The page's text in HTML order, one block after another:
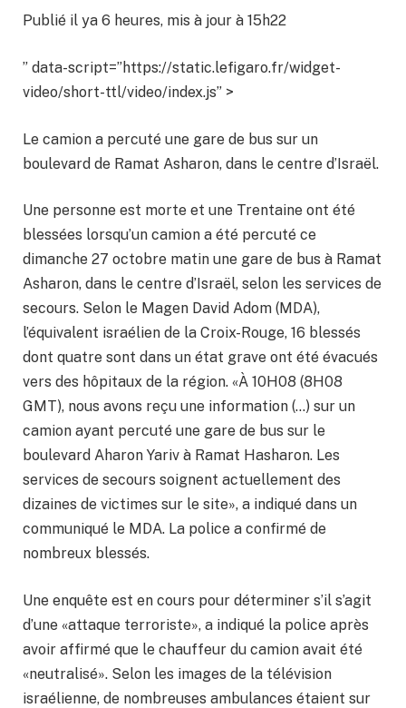
Publié il ya 6 heures, mis à jour à 15h22
” data-script=”https://static.lefigaro.fr/widget-
video/short-ttl/video/index.js” >
Le camion a percuté une gare de bus sur un
boulevard de Ramat Asharon, dans le centre d’Israël.
Une personne est morte et une Trentaine ont été
blessées lorsqu’un camion a été percuté ce
dimanche 27 octobre matin une gare de bus à Ramat
Asharon, dans le centre d’Israël, selon les services de
secours. Selon le Magen David Adom (MDA),
l’équivalent israélien de la Croix-Rouge, 16 blessés
dont quatre sont dans un état grave ont été évacués
vers des hôpitaux de la région. «À 10H08 (8H08
GMT), nous avons reçu une information (…) sur un
camion ayant percuté une gare de bus sur le
boulevard Aharon Yariv à Ramat Hasharon. Les
services de secours soignent actuellement des
dizaines de victimes sur le site», a indiqué dans un
communiqué le MDA. La police a confirmé de
nombreux blessés.
Une enquête est en cours pour déterminer s’il s’agit
d’une «attaque terroriste», a indiqué la police après
avoir affirmé que le chauffeur du camion avait été
«neutralisé». Selon les images de la télévision
israélienne, de nombreuses ambulances étaient sur